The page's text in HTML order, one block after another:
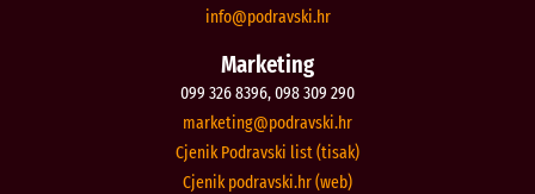
rh.iksvardop
@ofni
Marketing
099 326 8396, 098 309 290
rh.iksvardop
@gnitekram
Cjenik Podravski list (tisak)
Cjenik podravski.hr (web)